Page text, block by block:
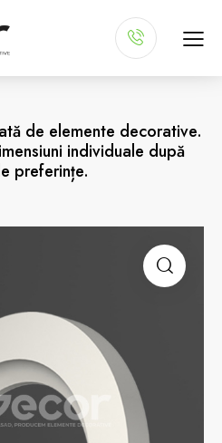
de elemente decorative.
individuale după
preferințe.